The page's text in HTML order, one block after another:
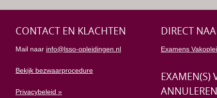
CONTACT EN KLACHTEN
Mail naar info@lsso-opleidingen.nl
Bekijk bezwaarprocedure
Privacybeleid »
DIRECT
Examens
EXAMEN(S)
ANNULEREN